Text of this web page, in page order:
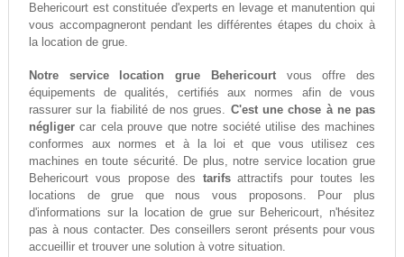
Behericourt est constituée d'experts en levage et manutention qui
vous accompagneront pendant les différentes étapes du choix à
la location de grue.
Notre service location grue Behericourtvous offre des
équipements de qualités, certifiés aux normes afin de vous
rassurer sur la fiabilité de nos grues. C'est une chose à ne pas
négligercar cela prouve que notre société utilise des machines
conformes aux normes et à la loi et que vous utilisez ces
machines en toute sécurité. De plus, notre service location grue
Behericourt vous propose des tarifsattractifs pour toutes les
locations de grue que nous vous proposons. Pour plus
d'informations sur la location de grue sur Behericourt, n'hésitez
pas à nous contacter. Des conseillers seront présents pour vous
accueillir et trouver une solution à votre situation.